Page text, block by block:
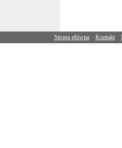
Strona główna Kontakt